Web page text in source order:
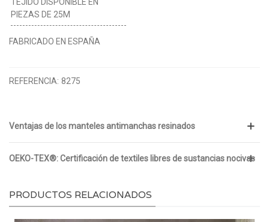
PIEZAS DE 25M
FABRICADO EN ESPAÑA
REFERENCIA: 8275
Ventajas de los manteles antimanchas resinados
OEKO-TEX®: Certificación de textiles libres de sustancias nocivas
PRODUCTOS RELACIONADOS